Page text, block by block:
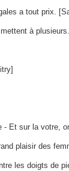
a tout prix.
à
- Et sur la votre,
plaisir des
les doigts de